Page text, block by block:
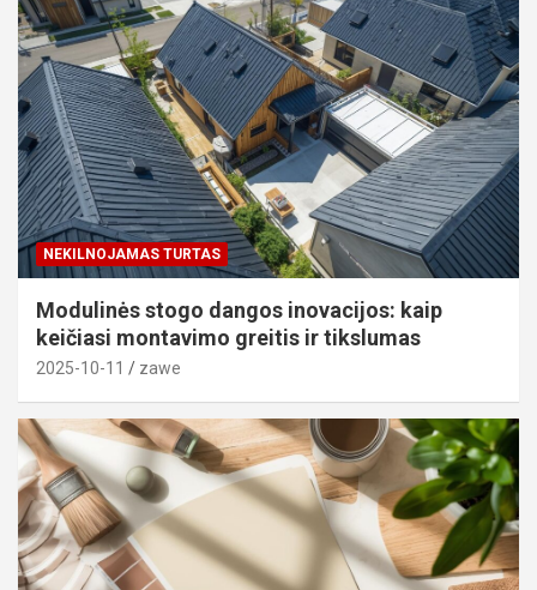
NEKILNOJAMAS TURTAS
Modulinės stogo dangos inovacijos: kaip
keičiasi montavimo greitis ir tikslumas
2025-10-11 zawe